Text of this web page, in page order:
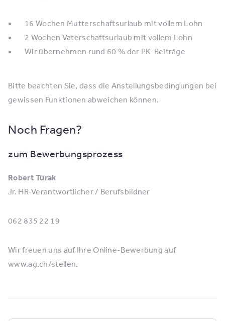
16 Wochen Mutterschaftsurlaub mit vollem Lohn
2 Wochen Vaterschaftsurlaub mit vollem Lohn
Wir übernehmen rund 60 % der PK-Beiträge
Bitte beachten Sie, dass die Anstellungsbedingungen bei
gewissen Funktionen abweichen können.
Noch Fragen?
zum Bewerbungsprozess
Robert Turak
Jr. HR-Verantwortlicher / Berufsbildner
062 835 22 19
Wir freuen uns auf Ihre Online-Bewerbung auf
www.ag.ch/stellen.